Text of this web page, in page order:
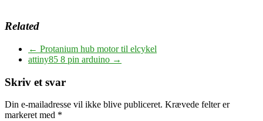
Related
← Protanium hub motor til elcykel
attiny85 8 pin arduino →
Skriv et svar
Din e-mailadresse vil ikke blive publiceret. Krævede felter er
markeret med *